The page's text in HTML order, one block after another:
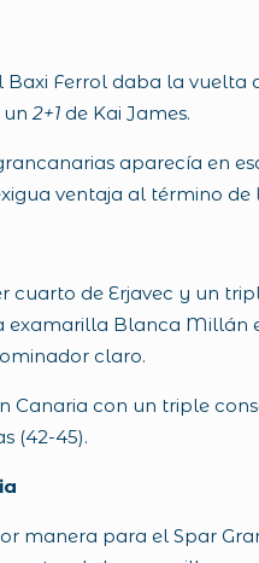
Baxi Ferrol daba la
un2+1de Kai James.
aparecía en
ventaja al término
cuarto de Erjavec y un
examarilla Blanca Millán
claro.
Canaria con un triple
(42-45).
manera para el Spar